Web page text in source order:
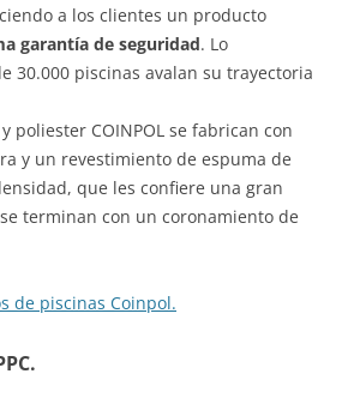
a los clientes un producto
garantía de seguridad. Lo
30.000 piscinas avalan su trayectoria
poliester COINPOL se fabrican con
y un revestimiento de espuma de
que les confiere una gran
terminan con un coronamiento de
de piscinas Coinpol.